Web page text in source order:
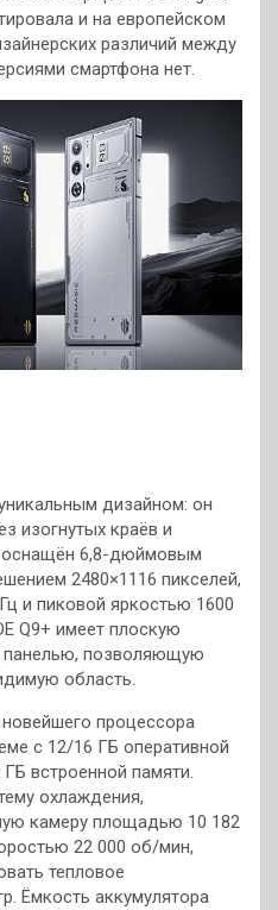
и на европейском
различий между
смартфона нет.
дизайном: он
изогнутых краёв и
оснащён 6,8-дюймовым
2480×1116 пикселей,
и пиковой яркостью 1600
Q9+ имеет плоскую
панелью, позволяющую
область.
процессора
с 12/16 ГБ оперативной
встроенной памяти.
охлаждения,
камеру площадью 10 182
22 000 об/мин,
тепловое
Ёмкость аккумулятора